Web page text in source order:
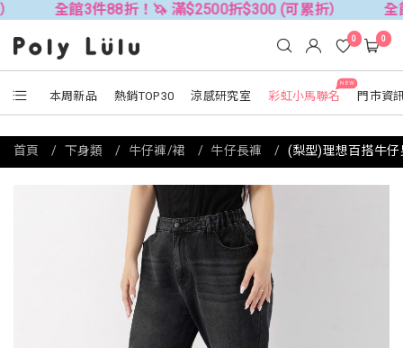
館3件88折！🦄 滿$2500折$300 (可累折） 全館3件88
本周新品 熱銷TOP30 涼感研究室
NEW
彩虹小馬聯名 門市資
0 0
首頁 下身類 牛仔褲/裙 牛仔長褲 (梨型)理想百搭牛